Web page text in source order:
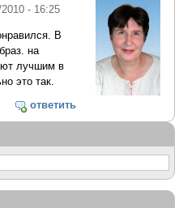
2010 - 16:25
В
на
лучшим в
это так.
ответить